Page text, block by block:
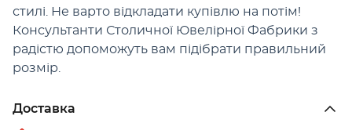
стилі. Не варто відкладати купівлю на потім!
Консультанти Столичної Ювелірної Фабрики з
радістю допоможуть вам підібрати правильний
розмір.
Доставка